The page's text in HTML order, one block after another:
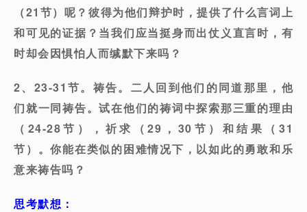
（21节）呢？彼得为他们辩护时，提供了什么言词上
和可见的证据？当我们应当挺身而出仗义直言时，有
时却会因惧怕人而缄默下来吗？
2、23-31节。祷告。二人回到他们的同道那里，他
们就一同祷告。试在他们的祷词中探索那三重的理由
（24-28节），祈求（29，30节）和结果（31
节）。你能在类似的困难情况下，以如此的勇敢和乐
意来祷告吗？
思考默想：